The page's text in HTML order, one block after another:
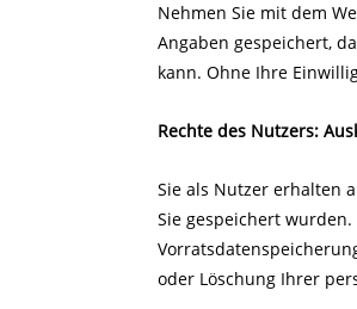
Nehmen Sie mit dem
Angaben gespeichert,
kann. Ohne Ihre
Rechte des Nutzers:
Sie als Nutzer erhalten
Sie gespeichert
oder Löschung Ihrer